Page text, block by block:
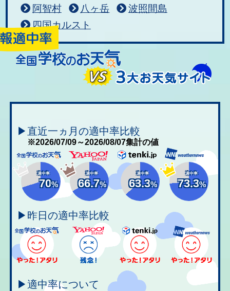
阿智村
八ヶ岳
波照間島
四国カルスト
▶直近一ヵ月の適中率比較
※2026/07/09～2026/08/07集計の値
適中率
70%
適中率
66.7%
適中率
63.3%
適中率
73.3%
▶昨日の適中率比較
▶適中率について